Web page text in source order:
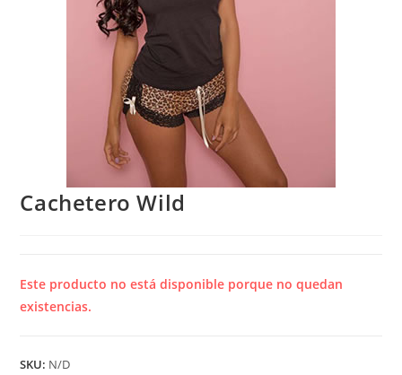
Cachetero Wild
Este producto no está disponible porque no quedan
existencias.
SKU: N/D